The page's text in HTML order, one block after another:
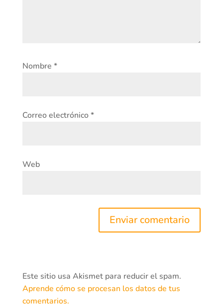
Nombre *
Correo electrónico*
Web
Este sitio usa Akismet para reducir el spam.
Aprende cómo se procesan los datos de tus
comentarios.